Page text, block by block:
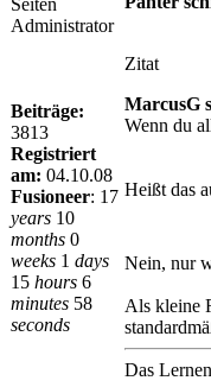
Seiten
Administrator
Beiträge:
3813
Registriert
am: 04.10.08
Fusioneer: 17
years 10
months 0
weeks 1 days
15 hours 6
minutes 58
seconds
Zitat
MarcusG
Wenn du
Heißt das
Nein, nur
Als kleine
Das